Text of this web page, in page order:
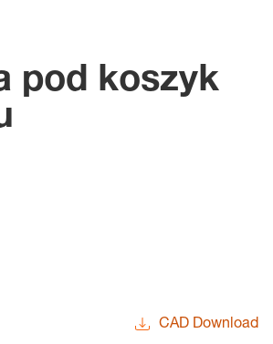
pod koszyk
CAD Download